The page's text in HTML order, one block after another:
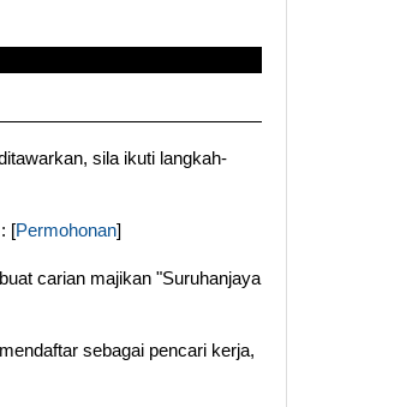
sila ikuti langkah-
[Permohonan]
carian majikan "Suruhanjaya
sebagai pencari kerja,